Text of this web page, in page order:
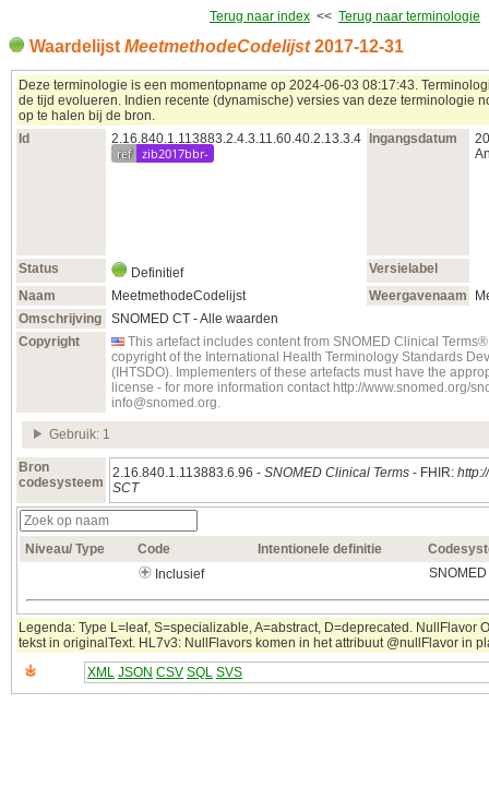
Terug naar index << Terug naar terminologie
Waardelijst MeetmethodeCodelijst2017‑12‑31
Deze terminologie is een momentopname op 2024‑06‑03 08:17:43.
de tijd evolueren. Indien recente (dynamische) versies van deze terminologie
op te halen bij de bron.
Id
2.16.840.1.113883.2.4.3.11.60.40.2.13.3.4
ref zib2017bbr-
Ingangsdatum
Status Definitief
Versielabel
Naam
MeetmethodeCodelijst Weergavenaam
Omschrijving
SNOMED CT - Alle waarden
Copyright
This artefact includes content from SNOMED Clinical
copyright of the International Health Terminology Standards
(IHTSDO). Implementers of these artefacts must have the
license - for more information contact http://www.snomed.org/
info@snomed.org.
Gebruik: 1
Bron
codesysteem
2.16.840.1.113883.6.96 - SNOMED Clinical Terms - FHIR:
SCT
Niveau/ Type Code Intentionele definitie
Inclusief
Legenda: Type L=leaf, S=specializable, A=abstract, D=deprecated. NullFlavor
tekst in originalText. HL7v3: NullFlavors komen in het attribuut @nullFlavor in
XML JSON CSV SQL SVS